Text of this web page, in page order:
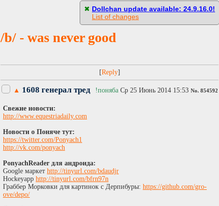
/b/ - was never good
✖ Dollchan update available: 24.9.16.0!
List of changes
[ ]
▲ 1608 генерал тред !поняба Ср 25 Июнь 2014 15:53 No. 854592
Свежие новости:
http://www.equestriadaily.com​
Новости о Поняче тут:
https://twitter.com/Ponyach1
http://vk.com/ponyach
PonyachReader для андроида:
Google маркет http://tinyurl.com/bdaudjr
Hockeyapp http://tinyurl.com/bfrn97n
Граббер Морковки для картинок с Дерпибуры: https://github.com/gro-
ove/depo/